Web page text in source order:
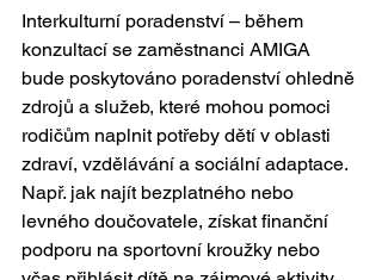
Interkulturní poradenství – během
konzultací se zaměstnanci AMIGA
bude poskytováno poradenství ohledně
zdrojů a služeb, které mohou pomoci
rodičům naplnit potřeby dětí v oblasti
zdraví, vzdělávání a sociální adaptace.
Např. jak najít bezplatného nebo
levného doučovatele, získat finanční
podporu na sportovní kroužky nebo